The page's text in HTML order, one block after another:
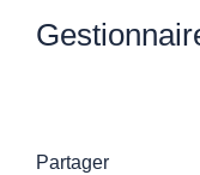
Partager